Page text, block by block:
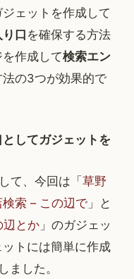
ェットを作成して
口 を確保する方法
作成して検索エン
法の3つが効果的で
してガジェットを
て、今回は「 草野
索 – この辺で 」と
辺とか 」のガジェッ
トには簡単に作成
ました。